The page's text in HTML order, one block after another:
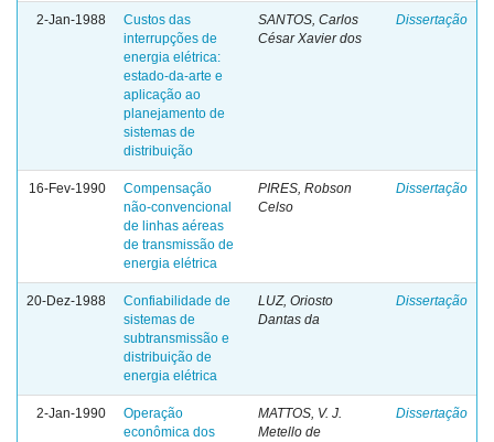
2-Jan-1988
Custos das
interrupções de
energia elétrica:
estado-da-arte e
aplicação ao
planejamento de
sistemas de
distribuição
SANTOS, Carlos
César Xavier dos
Dissertação
16-Fev-1990
Compensação
não-convencional
de linhas aéreas
de transmissão de
energia elétrica
PIRES, Robson
Celso
Dissertação
20-Dez-1988
Confiabilidade de
sistemas de
subtransmissão e
distribuição de
energia elétrica
LUZ, Oriosto
Dantas da
Dissertação
2-Jan-1990
Operação
econômica dos
MATTOS, V. J.
Metello de
Dissertação